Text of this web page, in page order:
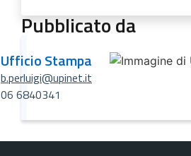
Pubblicato da
Ufficio Stampa
b.perluigi@upinet.it
06 6840341